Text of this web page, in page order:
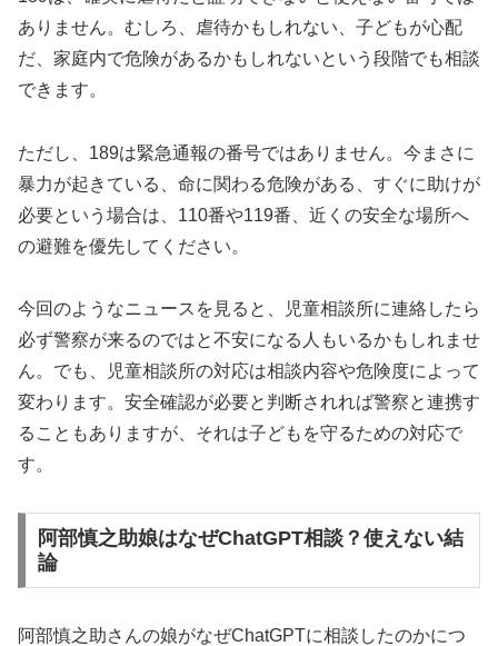
ありません。むしろ、虐待かもしれない、子どもが心配
だ、家庭内で危険があるかもしれないという段階でも相談
できます。
ただし、189は緊急通報の番号ではありません。今まさに
暴力が起きている、命に関わる危険がある、すぐに助けが
必要という場合は、110番や119番、近くの安全な場所へ
の避難を優先してください。
今回のようなニュースを見ると、児童相談所に連絡したら
必ず警察が来るのではと不安になる人もいるかもしれませ
ん。でも、児童相談所の対応は相談内容や危険度によって
変わります。安全確認が必要と判断されれば警察と連携す
ることもありますが、それは子どもを守るための対応で
す。
阿部慎之助娘はなぜChatGPT相談？使えない結
論
阿部慎之助さんの娘がなぜChatGPTに相談したのかにつ